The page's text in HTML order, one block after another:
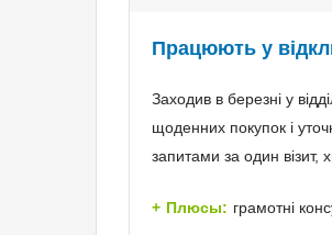
Працюють у
Заходив в березні у
щоденних покупок і
запитами за один візит,
Плюсы: грамотні